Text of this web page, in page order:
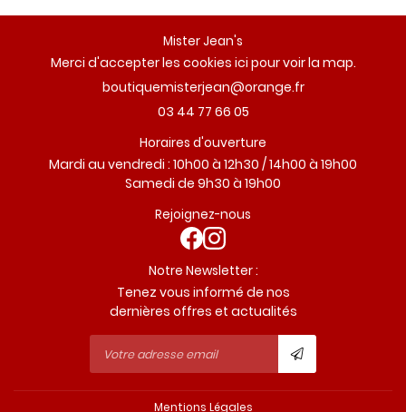
Mister Jean's
Merci d'accepter les cookies ici pour voir la map.
03 44 77 66 05
Horaires d'ouverture
Mardi au vendredi : 10h00 à 12h30 / 14h00 à 19h00
Samedi de 9h30 à 19h00
Rejoignez-nous
Notre Newsletter :
Tenez vous informé de nos
dernières offres et actualités
Mentions Légales